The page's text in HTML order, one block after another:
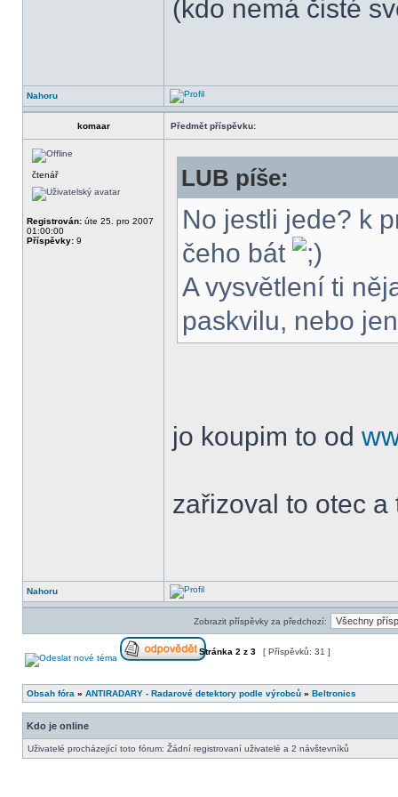
(kdo nemá čisté
Nahoru
komaar Předmět příspěvku:
čtenář
Registrován: úte 25. pro 2007
01:00:00
Příspěvky: 9
LUB píše:
No jestli jede? k
čeho bát
A vysvětlení ti
paskvilu, nebo
jo koupim to od
zařizoval to otec
Nahoru
Zobrazit příspěvky za předchozí:
Stránka 2 z 3 [ Příspěvků: 31 ]
Obsah fóra » ANTIRADARY - Radarové detektory podle výrobců » Beltronics
Kdo je online
Uživatelé procházející toto fórum: Žádní registrovaní uživatelé a 2 návštevníků